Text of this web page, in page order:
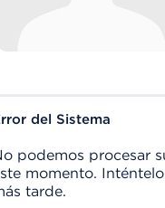
del Sistema
podemos procesar
momento.
tarde.